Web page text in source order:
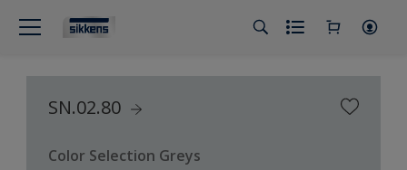
SN.02.80
Color Selection Greys